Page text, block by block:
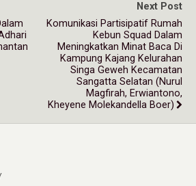
Next Post
Komunikasi Partisipatif Rumah
Kebun Squad Dalam
Meningkatkan Minat Baca Di
Kampung Kajang Kelurahan
Singa Geweh Kecamatan
Sangatta Selatan (Nurul
Magfirah, Erwiantono,
Kheyene Molekandella Boer)